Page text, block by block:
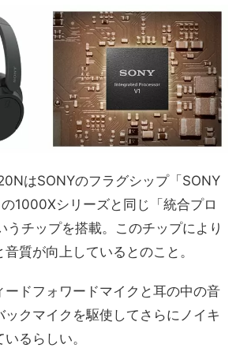
はSONYのフラグシップ「SONY
1000Xシリーズと同じ「統合プロ
うチップを搭載。このチップにより
質が向上しているとのこと。
ードフォワードマイクと耳の中の音
ックマイクを駆使してさらにノイキ
るらしい。